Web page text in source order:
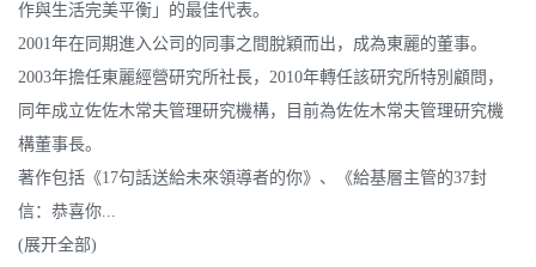
作與生活完美平衡」的最佳代表。
2001年在同期進入公司的同事之間脫穎而出，成為東麗的董事。
2003年擔任東麗經營研究所社長，2010年轉任該研究所特別顧問，
同年成立佐佐木常夫管理研究機構，目前為佐佐木常夫管理研究機
構董事長。
著作包括《17句話送給未來領導者的你》、《給基層主管的37封
信：恭喜你...
(展开全部)